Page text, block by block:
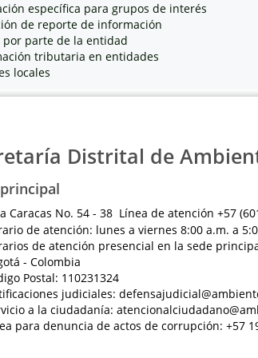
específica para grupos de interés
de reporte de información
por parte de la entidad
tributaria en entidades
locales
Distrital de
Caracas No. 54 - 38 Línea de atención +57
de atención: lunes a viernes 8:00 a.m. a
de atención presencial en la sede
- Colombia
Postal: 110231324
judiciales:
a la ciudadanía:
para denuncia de actos de corrupción: +57